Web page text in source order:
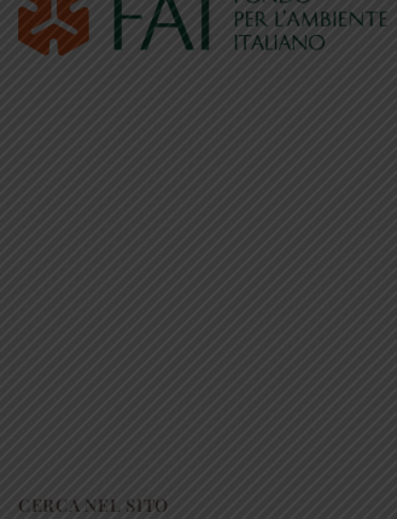
CERCA NEL SITO